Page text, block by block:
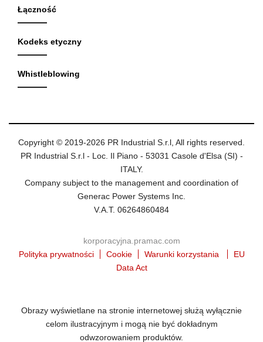
Łączność
Kodeks etyczny
Whistleblowing
Copyright © 2019-2026 PR Industrial S.r.l, All rights reserved.
PR Industrial S.r.l - Loc. Il Piano - 53031 Casole d'Elsa (SI) -
ITALY.
Company subject to the management and coordination of
Generac Power Systems Inc.
V.A.T. 06264860484
korporacyjna.pramac.com
Polityka prywatności
Cookie Warunki korzystania
EU
Data Act
Obrazy wyświetlane na stronie internetowej służą wyłącznie
celom ilustracyjnym i mogą nie być dokładnym
odwzorowaniem produktów.